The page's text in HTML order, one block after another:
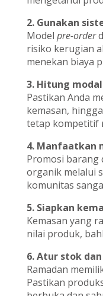
2. Gunakan
Model pre-order
risiko kerugian
menekan biaya
3. Hitung
Pastikan Anda
kemasan,
tetap kompetitif
4. Manfaatkan
Promosi barang
organik melalui
komunitas
5. Siapkan
Kemasan yang
nilai produk,
6. Atur stok
Ramadan
Pastikan